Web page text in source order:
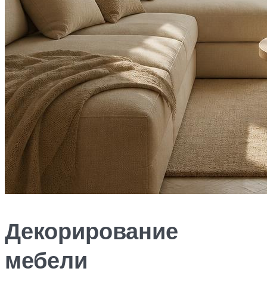
Декорирование
мебели